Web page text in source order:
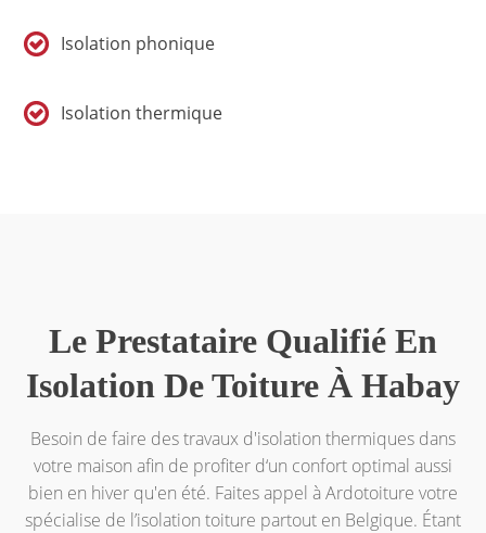
Isolation phonique
Isolation thermique
Le Prestataire Qualifié En
Isolation De Toiture À Habay
Besoin de faire des travaux d'isolation thermiques dans
votre maison afin de profiter d‘un confort optimal aussi
bien en hiver qu'en été. Faites appel à Ardotoiture votre
spécialise de l’isolation toiture partout en Belgique. Étant